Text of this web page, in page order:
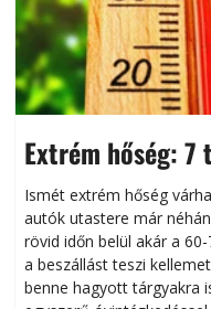
Extrém hőség: 7
megóvhatjuk
Ismét extrém hőség
autók utastere már
rövid időn belül akár a
a beszállást teszi
benne hagyott tárgyakra